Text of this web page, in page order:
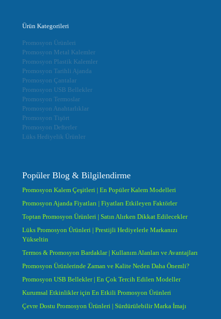
Ürün Kategorileri
Promosyon Ürünleri
Promosyon Metal Kalemler
Promosyon Plastik Kalemler
Promosyon Tarihli Ajanda
Promosyon Çantalar
Promosyon USB Bellekler
Promosyon Termoslar
Promosyon Anahtarlıklar
Promosyon Tişört
Promosyon Defterler
Lüks Hediyelik Ürünler
Popüler Blog & Bilgilendirme
Promosyon Kalem Çeşitleri | En Popüler Kalem Modelleri
Promosyon Ajanda Fiyatları | Fiyatları Etkileyen Faktörler
Toptan Promosyon Ürünleri | Satın Alırken Dikkat Edilecekler
Lüks Promosyon Ürünleri | Prestijli Hediyelerle Markanızı
Yükseltin
Termos & Promosyon Bardaklar | Kullanım Alanları ve Avantajları
Promosyon Ürünlerinde Zaman ve Kalite Neden Daha Önemli?
Promosyon USB Bellekler | En Çok Tercih Edilen Modeller
Kurumsal Etkinlikler için En Etkili Promosyon Ürünleri
Çevre Dostu Promosyon Ürünleri | Sürdürülebilir Marka İmajı